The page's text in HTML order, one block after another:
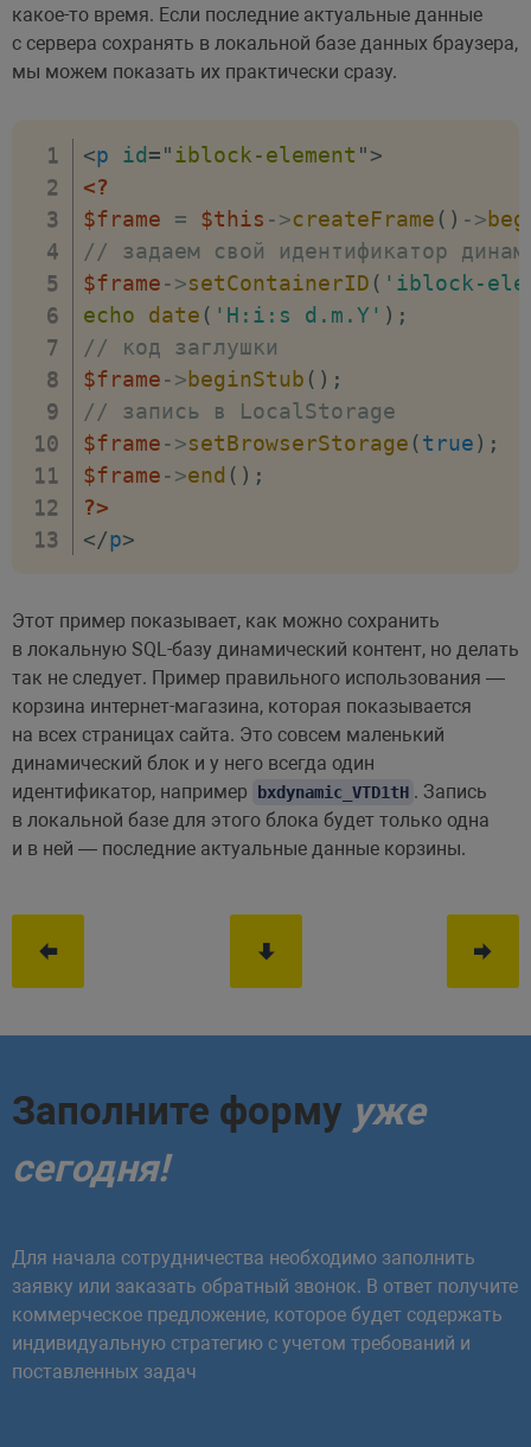
какое-то время. Если последние актуальные данные
с сервера сохранять в локальной базе данных браузера,
мы можем показать их практически сразу.
<p id="iblock-element ">
<?
$frame
= $this ->createFrame ( ) ->
// задаем свой идентификатор
$frame->setContainerID ( 'iblock-
echo
date ( 'H:i:s d.m.Y' ) ;
// код заглушки
$frame->beginStub ( ) ;
// запись в LocalStorage
$frame->setBrowserStorage (true) ;
$frame->end ( ) ;
?>
</p>
Этот пример показывает, как можно сохранить
в локальную SQL-базу динамический контент, но делать
так не следует. Пример правильного использования —
корзина интернет-магазина, которая показывается
на всех страницах сайта. Это совсем маленький
динамический блок и у него всегда один
идентификатор, например
bxdynamic_VTD1tH . Запись
в локальной базе для этого блока будет только одна
и в ней — последние актуальные данные корзины.
Заполните форму уже
сегодня!
Для начала сотрудничества необходимо заполнить
заявку или заказать обратный звонок. В ответ получите
коммерческое предложение, которое будет содержать
индивидуальную стратегию с учетом требований и
поставленных задач